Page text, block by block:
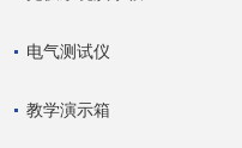
电气测试仪
教学演示箱